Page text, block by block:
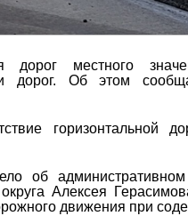
дорог местного
дорог. Об этом
горизонтальной
об
Алексея
движения при